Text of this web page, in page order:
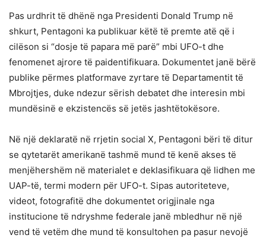
Pas urdhrit të dhënë nga Presidenti Donald Trump në
shkurt, Pentagoni ka publikuar këtë të premte atë që i
cilëson si “dosje të papara më parë” mbi UFO-t dhe
fenomenet ajrore të paidentifikuara. Dokumentet janë bërë
publike përmes platformave zyrtare të Departamentit të
Mbrojtjes, duke ndezur sërish debatet dhe interesin mbi
mundësinë e ekzistencës së jetës jashtëtokësore.
Në një deklaratë në rrjetin social X, Pentagoni bëri të ditur
se qytetarët amerikanë tashmë mund të kenë akses të
menjëhershëm në materialet e deklasifikuara që lidhen me
UAP-të, termi modern për UFO-t. Sipas autoriteteve,
videot, fotografitë dhe dokumentet origjinale nga
institucione të ndryshme federale janë mbledhur në një
vend të vetëm dhe mund të konsultohen pa pasur nevojë